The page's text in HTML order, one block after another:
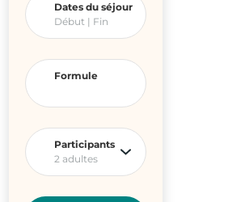
Dates du séjour
Début | Fin
Formule
Participants
2 adultes